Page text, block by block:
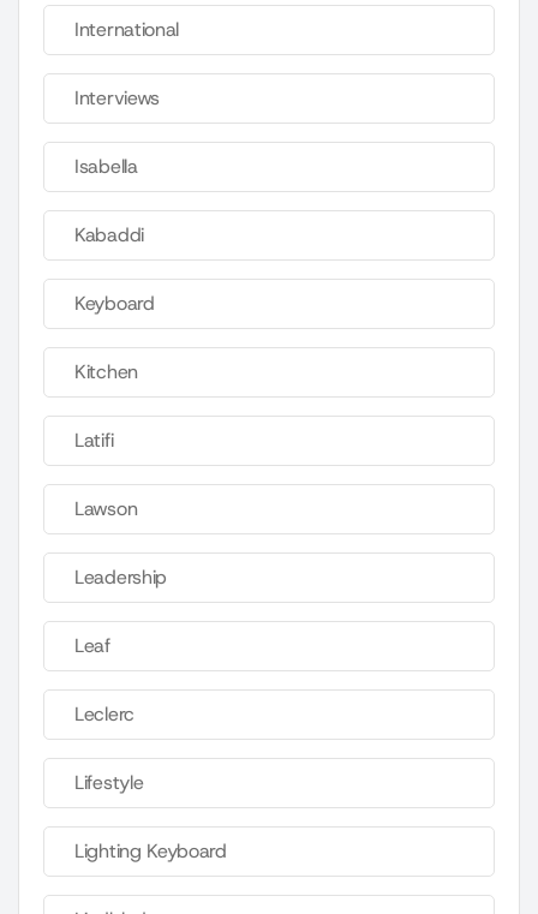
International
Interviews
Isabella
Kabaddi
Keyboard
Kitchen
Latifi
Lawson
Leadership
Leaf
Leclerc
Lifestyle
Lighting Keyboard